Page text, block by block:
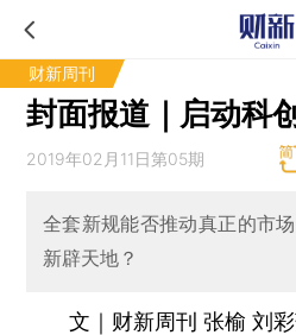
财新周刊
封面报道｜启动科
2019年02月11日第05期
全套新规能否推动真正的市
新辟天地？
文｜财新周刊 张榆 刘